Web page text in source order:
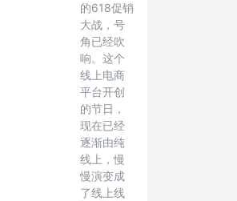
的618促销
大战，号
角已经吹
响。这个
线上电商
平台开创
的节日，
现在已经
逐渐由纯
线上，慢
慢演变成
了线上线